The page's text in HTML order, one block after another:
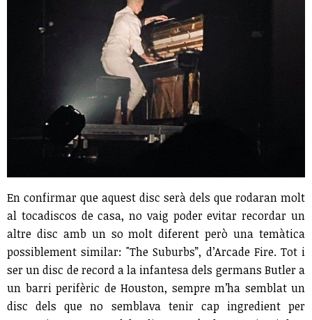
En confirmar que aquest disc serà dels que rodaran molt
al tocadiscos de casa, no vaig poder evitar recordar un
altre disc amb un so molt diferent però una temàtica
possiblement similar: "The Suburbs”, d’Arcade Fire. Tot i
ser un disc de record a la infantesa dels germans Butler a
un barri perifèric de Houston, sempre m’ha semblat un
disc dels que no semblava tenir cap ingredient per